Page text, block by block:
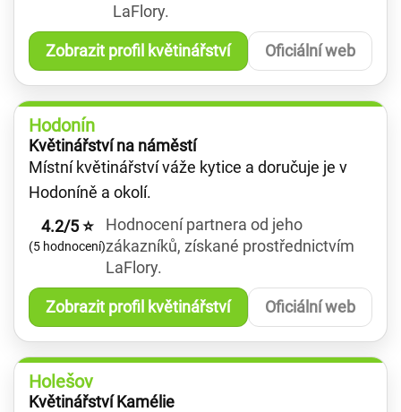
LaFlory.
Zobrazit profil květinářství Oficiální web
Hodonín
Květinářství na náměstí
Místní květinářství váže kytice a doručuje je v
Hodoníně a okolí.
4.2/5 ⭐
(5 hodnocení)
Hodnocení partnera od jeho
zákazníků, získané prostřednictvím
LaFlory.
Zobrazit profil květinářství Oficiální web
Holešov
Květinářství Kamélie